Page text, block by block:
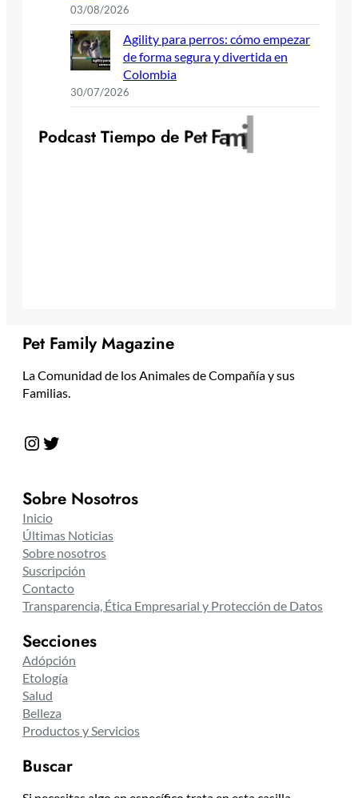
03/08/2026
Agility para perros: cómo empezar
de forma segura y divertida en
Colombia
30/07/2026
Podcast Tiempo de PetFamil
Pet Family Magazine
La Comunidad de los Animales de Compañía y sus
Familias.
Instagram Twitter
Sobre Nosotros
Inicio
Últimas Noticias
Sobre nosotros
Suscripción
Contacto
Transparencia, Ética Empresarial y Protección de Datos
Secciones
Adópción
Etología
Salud
Belleza
Productos y Servicios
Buscar